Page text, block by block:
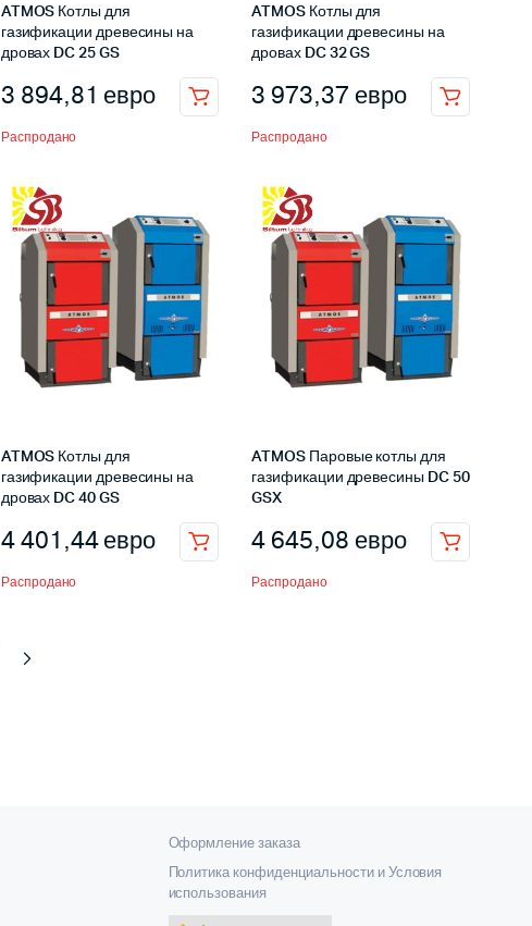
ATMOS Котлы для
газификации древесины на
дровах DC 25 GS
3 894,81 евро
Распродано
ATMOS Котлы для
газификации древесины на
дровах DC 32 GS
3 973,37 евро
Распродано
ATMOS Котлы для
газификации древесины на
дровах DC 40 GS
4 401,44евро
Распродано
ATMOS Паровые котлы для
газификации древесины DC 50
GSX
4 645,08 евро
Распродано
Оформление заказа
Политика конфиденциальности и Условия
использования